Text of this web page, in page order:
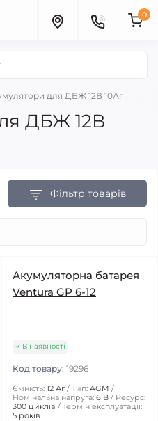
0
для ДБЖ 12В 10Аг
ДБЖ 12В
Фільтр товарів
Акумуляторна батарея
Ventura GP 6-12
В наявності
Код товару: 19296
Ємність: 12 Аг Тип: AGM
Номінальна напруга: 6 В
Ресурс:
300 циклів
Термін експлуатації:
5 років